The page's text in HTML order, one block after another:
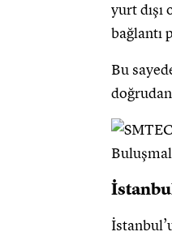
yurt dışı
bağlantı
Bu